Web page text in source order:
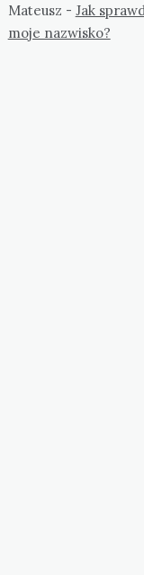
Mateusz - Jak
moje nazwisko?